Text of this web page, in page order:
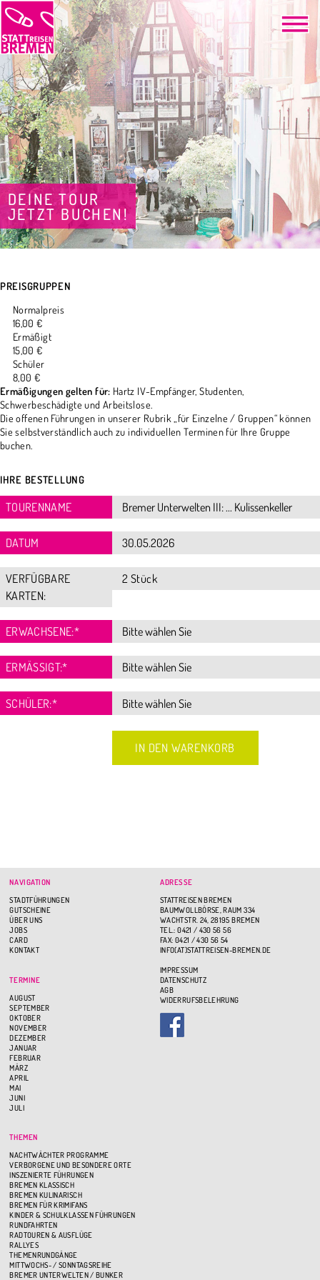
DEINE TOUR
JETZT BUCHEN!
PREISGRUPPEN
Normalpreis
16,00 €
Ermäßigt
15,00 €
Schüler
8,00 €
Ermäßigungen gelten für: Hartz IV-Empfänger, Studenten,
Schwerbeschädigte und Arbeitslose.
Die offenen Führungen in unserer Rubrik „für Einzelne / Gruppen“ können
Sie selbstverständlich auch zu individuellen Terminen für Ihre Gruppe
buchen.
IHRE BESTELLUNG
TOURENNAME
DATUM
VERFÜGBARE
KARTEN:
2 Stück
ERWACHSENE:*
ERMÄSSIGT:*
SCHÜLER:*
NAVIGATION
STADTFÜHRUNGEN
GUTSCHEINE
ÜBER UNS
JOBS
CARD
KONTAKT
TERMINE
AUGUST
SEPTEMBER
OKTOBER
NOVEMBER
DEZEMBER
JANUAR
FEBRUAR
MÄRZ
APRIL
MAI
JUNI
JULI
THEMEN
NACHTWÄCHTER PROGRAMME
VERBORGENE UND BESONDERE ORTE
INSZENIERTE FÜHRUNGEN
BREMEN KLASSISCH
BREMEN KULINARISCH
BREMEN FÜR KRIMIFANS
KINDER & SCHULKLASSEN FÜHRUNGEN
RUNDFAHRTEN
RADTOUREN & AUSFLÜGE
RALLYES
THEMENRUNDGÄNGE
MITTWOCHS- / SONNTAGSREIHE
BREMER UNTERWELTEN / BUNKER
ADRESSE
STATTREISEN BREMEN
BAUMWOLLBÖRSE, RAUM 334
WACHTSTR. 24, 28195 BREMEN
TEL.: 0421 / 430 56 56
FAX: 0421 / 430 56 54
INFO(AT)STATTREISEN-BREMEN.DE
IMPRESSUM
DATENSCHUTZ
AGB
WIDERRUFSBELEHRUNG